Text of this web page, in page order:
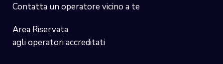
Contatta un operatore vicino a te
Area Riservata
agli operatori accreditati